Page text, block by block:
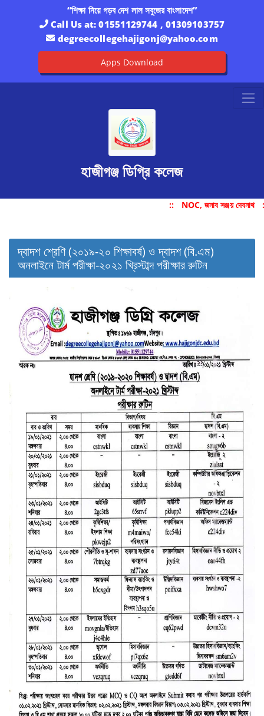
“শিক্ষা নিয়ে গড়ব দেশ লাল সবুজের বাংলাদেশ”
Call Us at:01551129744 , 01309103757
degreecollegehajigonj@yahoo.com
Apps Download
হাজীগঞ্জ ডিগ্রি কলেজ
:: NOC, জনাব সঞ্জয় দেবনাথ
দ্বাদশ শ্রেণি (২০১৯-২০ শিক্ষাবর্ষ) ও দ্বাদশ (বি.এম)
অনলাইনে টার্ম পরীক্ষা-২০২১ খ্রিস্টাব্দ পরীক্ষার রুটিন